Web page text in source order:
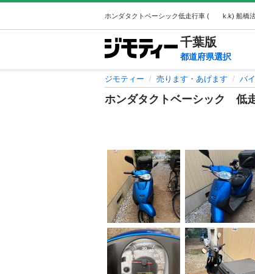
千葉版
都道府県選択
ジモティー 売ります・あげます バ
ホンダタクトベーシック 低